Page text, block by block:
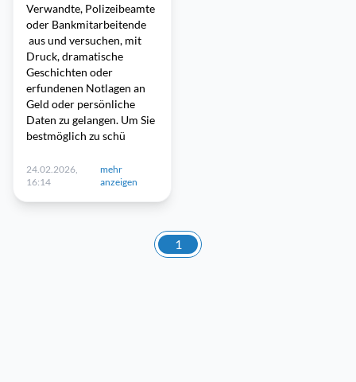
Verwandte, Polizeibeamte
oder Bankmitarbeitende
aus und versuchen, mit
Druck, dramatische
Geschichten oder
erfundenen Notlagen an
Geld oder persönliche
Daten zu gelangen. Um Sie
bestmöglich zu schü
24.02.2026,
16:14
mehr
anzeigen
1